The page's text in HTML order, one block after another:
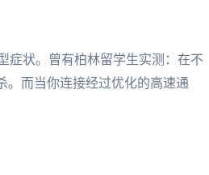
症状。曾有柏林留学生实测：在不
。而当你连接经过优化的高速通